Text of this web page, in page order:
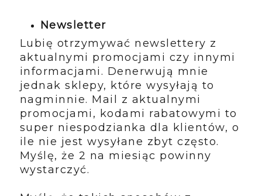
Newsletter
Lubię otrzymywać newslettery z
aktualnymi promocjami czy innymi
informacjami. Denerwują mnie
jednak sklepy, które wysyłają to
nagminnie. Mail z aktualnymi
promocjami, kodami rabatowymi to
super niespodzianka dla klientów, o
ile nie jest wysyłane zbyt często.
Myślę, że 2 na miesiąc powinny
wystarczyć.